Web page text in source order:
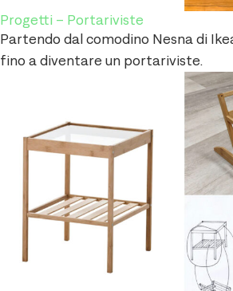
Progetti – Portariviste
Partendo dal comodino Nesna di
fino a diventare un portariviste.